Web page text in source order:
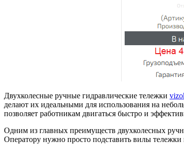
Двухколесные ручные гидравлические тележки
делают их идеальными для использования на
позволяет работникам двигаться быстро и
Одним из главных преимуществ двухколесных
Оператору нужно просто подставить вилы тележки